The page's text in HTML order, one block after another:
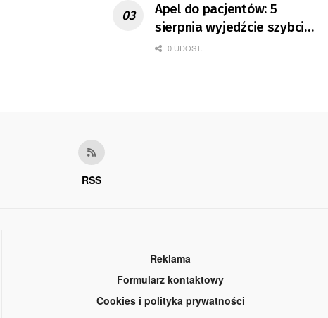
Apel do pacjentów: 5
sierpnia wyjedźcie szybciej
z domów
0 UDOST.
RSS
Reklama
Formularz kontaktowy
Cookies i polityka prywatności